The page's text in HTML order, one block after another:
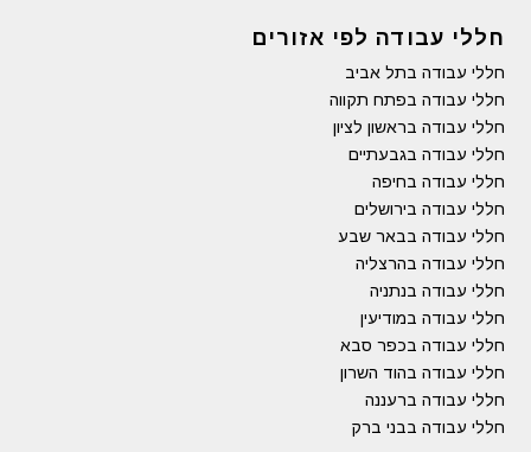
חללי עבודה לפי אזורים
חללי עבודה בתל אביב
חללי עבודה בפתח תקווה
חללי עבודה בראשון לציון
חללי עבודה בגבעתיים
חללי עבודה בחיפה
חללי עבודה בירושלים
חללי עבודה בבאר שבע
חללי עבודה בהרצליה
חללי עבודה בנתניה
חללי עבודה במודיעין
חללי עבודה בכפר סבא
חללי עבודה בהוד השרון
חללי עבודה ברעננה
חללי עבודה בבני ברק